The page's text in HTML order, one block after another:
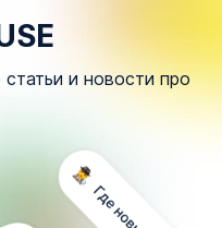
и новости про